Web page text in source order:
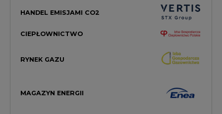
HANDEL EMISJAMI CO2
CIEPŁOWNICTWO
RYNEK GAZU
MAGAZYN ENERGII